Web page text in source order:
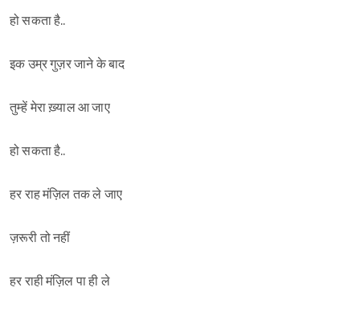
हो सकता है..
इक उम्र गुज़र जाने के बाद
तुम्हें मेरा ख़्याल आ जाए
हो सकता है..
हर राह मंज़िल तक ले जाए
ज़रूरी तो नहीं
हर राही मंज़िल पा ही ले